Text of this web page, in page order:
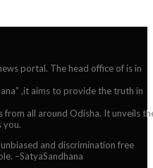
portal. The head office of is in
,it aims to provide the truth in
all around Odisha. It unveils
you.
and discrimination free
–SatyaSandhana